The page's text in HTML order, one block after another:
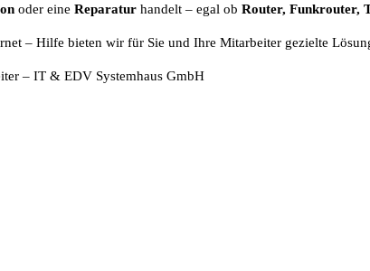
oder eine Reparatur handelt – egal ob Router, Funkrouter,
– Hilfe bieten wir für Sie und Ihre Mitarbeiter gezielte
– IT & EDV Systemhaus GmbH